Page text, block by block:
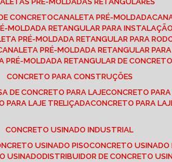
CONCRETO CANALETA PRÉ-MOLDADA
MOLDADA RETANGULAR PARA
PRÉ-MOLDADA RETANGULAR PARA
CANALETA PRÉ-MOLDADA RETANGULAR
PRÉ-MOLDADA RETANGULAR DE CONCRETO
CONCRETO PARA CONSTRUÇÕES
DE CONCRETO PARA LAJE CONCRETO
PARA LAJE TRELIÇADA CONCRETO PARA
CONCRETO USINADO INDUSTRIAL
USINADO PISO CONCRETO
USINADO DISTRIBUIDOR DE CONCRETO